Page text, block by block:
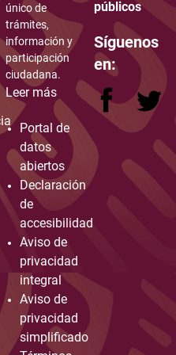
único de
trámites,
información y
participación
ciudadana.
Leer más
Portal de
datos
abiertos
Declaración
de
accesibilidad
Aviso de
privacidad
integral
Aviso de
privacidad
simplificado
públicos
Síguenos
en: